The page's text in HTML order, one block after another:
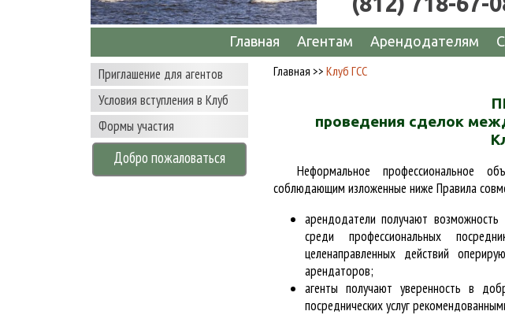
Главная Агентам Арендодателям
Приглашение для агентов
Условия вступления в Клуб
Формы участия
Добро пожаловаться
Главная >> Клуб ГСС
проведения сделок
Неформальное профессиональное
соблюдающим изложенные ниже Правила
арендодатели получают
среди профессиональных
целенаправленных действий
арендаторов;
агенты получают уверенность в
посреднических услуг